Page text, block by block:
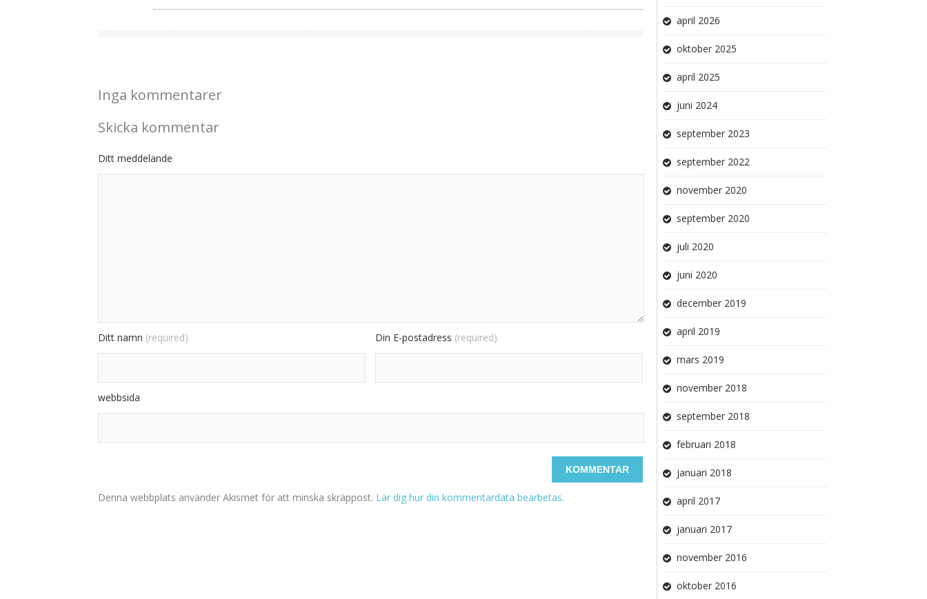
Inga kommentarer
Skicka kommentar
Ditt meddelande
Ditt namn (required) Din E-postadress (required)
webbsida
Denna webbplats använder Akismet för att minska skräppost. Lär dig hur din kommentardata bearbetas.
april 2026
oktober 2025
april 2025
juni 2024
september 2023
september 2022
november 2020
september 2020
juli 2020
juni 2020
december 2019
april 2019
mars 2019
november 2018
september 2018
februari 2018
januari 2018
april 2017
januari 2017
november 2016
oktober 2016